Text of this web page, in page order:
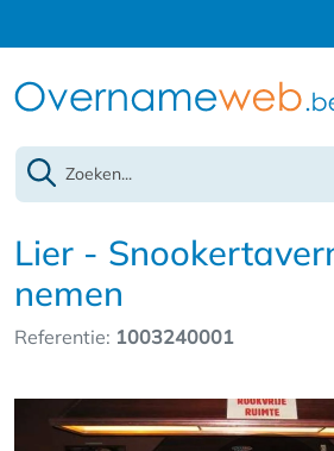
Lier -
nemen
Referentie: 1003240001